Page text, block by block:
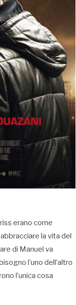
erano come
la vita del
di Manuel va
l’uno dell’altro
l’unica cosa